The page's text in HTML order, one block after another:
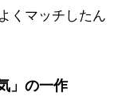
くマッチしたん
」の一作